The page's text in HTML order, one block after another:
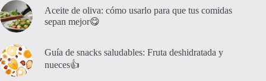
Aceite de oliva: cómo usarlo para que tus comidas
sepan mejor😋
Guía de snacks saludables: Fruta deshidratada y
nueces👍